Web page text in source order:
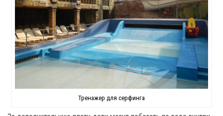
Тренажер для серфинга